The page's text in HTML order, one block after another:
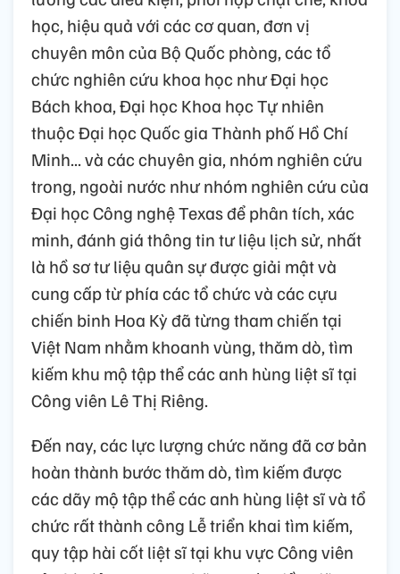
học, hiệu quả với các cơ quan, đơn vị
chuyên môn của Bộ Quốc phòng, các tổ
chức nghiên cứu khoa học như Đại học
Bách khoa, Đại học Khoa học Tự nhiên
thuộc Đại học Quốc gia Thành phố Hồ Chí
Minh... và các chuyên gia, nhóm nghiên cứu
trong, ngoài nước như nhóm nghiên cứu của
Đại học Công nghệ Texas để phân tích, xác
minh, đánh giá thông tin tư liệu lịch sử, nhất
là hồ sơ tư liệu quân sự được giải mật và
cung cấp từ phía các tổ chức và các cựu
chiến binh Hoa Kỳ đã từng tham chiến tại
Việt Nam nhằm khoanh vùng, thăm dò, tìm
kiếm khu mộ tập thể các anh hùng liệt sĩ tại
Công viên Lê Thị Riêng.
Đến nay, các lực lượng chức năng đã cơ bản
hoàn thành bước thăm dò, tìm kiếm được
các dãy mộ tập thể các anh hùng liệt sĩ và tổ
chức rất thành công Lễ triển khai tìm kiếm,
quy tập hài cốt liệt sĩ tại khu vực Công viên